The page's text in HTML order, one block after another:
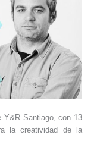
Y&R Santiago, con 13
la creatividad de la